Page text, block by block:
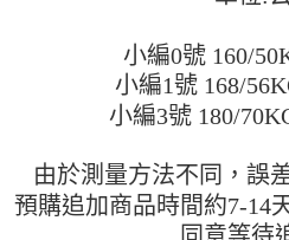
１．透過由恩沛科技股份有限公司提供
易，需依本服務之必要範圍內提供個人
權轉讓予恩沛科技股份有限公司。
２．關於個人資料處理事宜，請瀏覽以下
３．未成年的使用者請事先徵得法定代
「AFTEE先享後付」，若未經同意申辦
任。
４．使用「AFTEE先享後付」時，將依
每筆NT$70，滿NT$499(含以上)免
小編0號 160/
小編1號 168/
小編3號 180/
由於測量方法不同，誤
預購追加商品時間約7-14